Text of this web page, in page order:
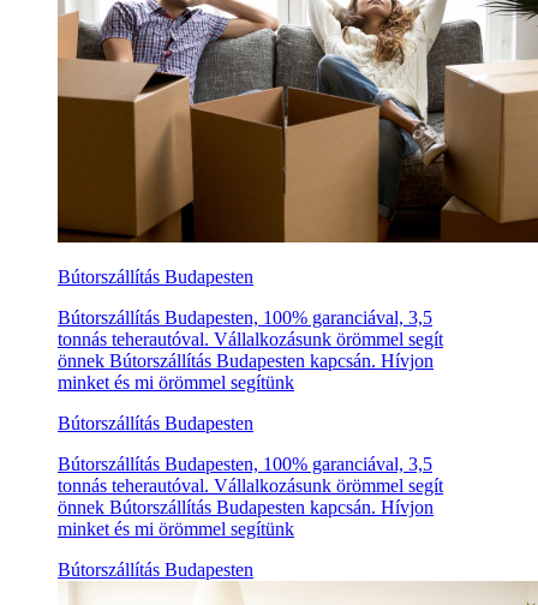
Bútorszállítás Budapesten
Bútorszállítás Budapesten, 100% garanciával, 3,5
tonnás teherautóval. Vállalkozásunk örömmel segít
önnek Bútorszállítás Budapesten kapcsán. Hívjon
minket és mi örömmel segítünk
Bútorszállítás Budapesten
Bútorszállítás Budapesten, 100% garanciával, 3,5
tonnás teherautóval. Vállalkozásunk örömmel segít
önnek Bútorszállítás Budapesten kapcsán. Hívjon
minket és mi örömmel segítünk
Bútorszállítás Budapesten